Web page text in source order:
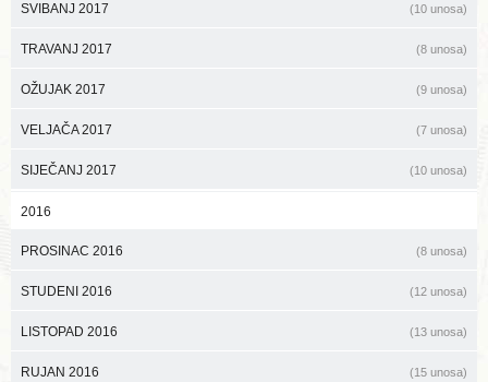
SVIBANJ 2017 (10 unosa)
TRAVANJ 2017 (8 unosa)
OŽUJAK 2017 (9 unosa)
VELJAČA 2017 (7 unosa)
SIJEČANJ 2017 (10 unosa)
2016
PROSINAC 2016 (8 unosa)
STUDENI 2016 (12 unosa)
LISTOPAD 2016 (13 unosa)
RUJAN 2016 (15 unosa)